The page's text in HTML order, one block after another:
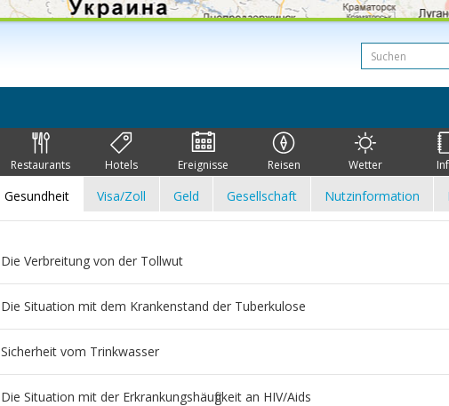
Restaurants Hotels Ereignisse Reisen Wetter
Gesundheit Visa/Zoll Geld Gesellschaft Nutzinformation
Die Verbreitung von der Tollwut
Die Situation mit dem Krankenstand der Tuberkulose
Sicherheit vom Trinkwasser
Die Situation mit der Erkrankungshäufigkeit an HIV/Aids